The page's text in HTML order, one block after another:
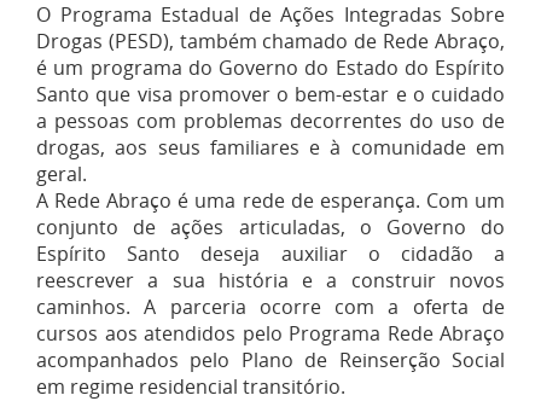
O Programa Estadual de Ações Integradas Sobre
Drogas (PESD), também chamado de Rede Abraço,
é um programa do Governo do Estado do Espírito
Santo que visa promover o bem-estar e o cuidado
a pessoas com problemas decorrentes do uso de
drogas, aos seus familiares e à comunidade em
geral.
A Rede Abraço é uma rede de esperança. Com um
conjunto de ações articuladas, o Governo do
Espírito Santo deseja auxiliar o cidadão a
reescrever a sua história e a construir novos
caminhos. A parceria ocorre com a oferta de
cursos aos atendidos pelo Programa Rede Abraço
acompanhados pelo Plano de Reinserção Social
em regime residencial transitório.